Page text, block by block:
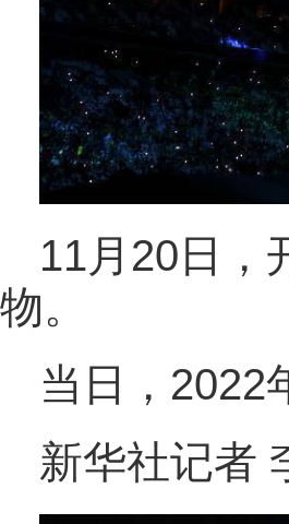
11月20日，
物。
当日，2022
新华社记者